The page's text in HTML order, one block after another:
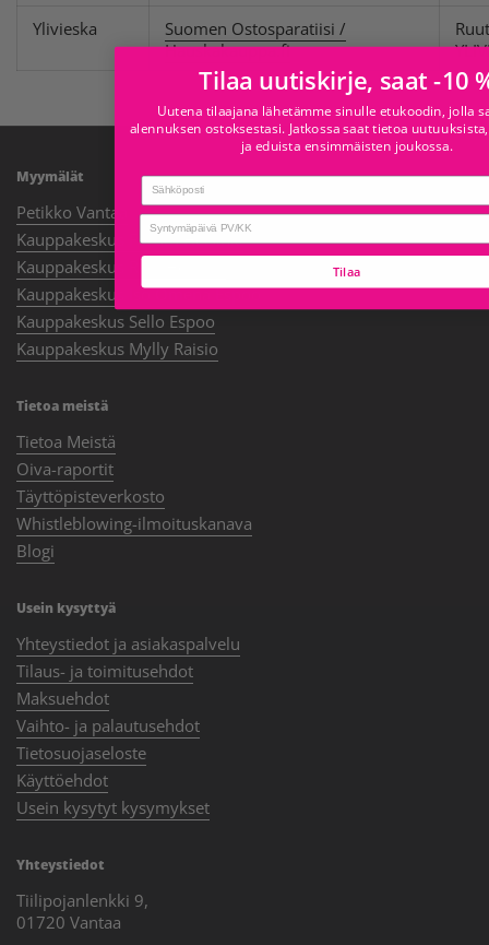
Ylivieska
Suomen Ostosparatiisi /
Hauskakauppa.fi
Myymälät
Petikko Vantaa
Kauppakeskus Forum Helsinki
Kauppakeskus Redi Helsinki
Kauppakeskus Iso Omena Espoo
Kauppakeskus Sello Espoo
Kauppakeskus Mylly Raisio
Tietoa meistä
Tietoa Meistä
Oiva-raportit
Täyttöpisteverkosto
Whistleblowing-ilmoituskanava
Blogi
Usein kysyttyä
Yhteystiedot ja asiakaspalvelu
Tilaus- ja toimitusehdot
Maksuehdot
Vaihto- ja palautusehdot
Tietosuojaseloste
Käyttöehdot
Usein kysytyt kysymykset
Yhteystiedot
Tiilipojanlenkki 9,
01720 Vantaa
Tilaa uutiskirje, saat -10
Uutena tilaajana lähetämme sinulle etukoodin, jolla
alennuksen ostoksestasi. Jatkossa saat tietoa
ja eduista ensimmäisten joukossa.
Email
birthday
Tilaa